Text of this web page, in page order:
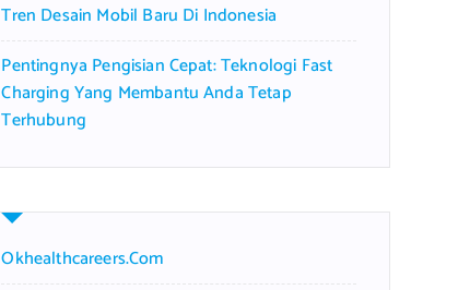
Tren Desain Mobil Baru Di Indonesia
Pentingnya Pengisian Cepat: Teknologi Fast
Charging Yang Membantu Anda Tetap
Terhubung
Okhealthcareers.com